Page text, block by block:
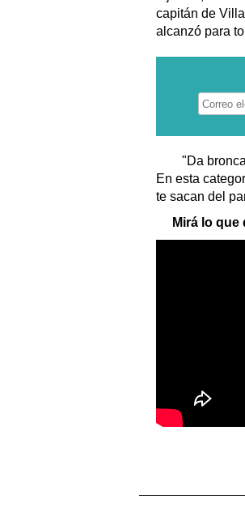
capitán de
alcanzó para
"Da
En esta
te sacan del
Mirá lo que